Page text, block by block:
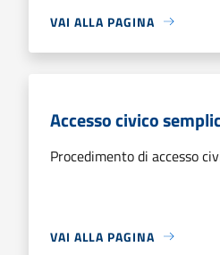
VAI ALLA PAGINA
Accesso civico
Procedimento di accesso
VAI ALLA PAGINA